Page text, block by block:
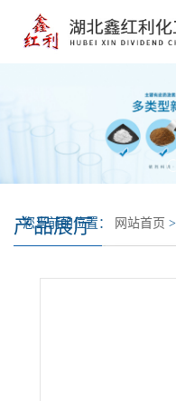
产品展厅
您当前的位置： 网站首页 >